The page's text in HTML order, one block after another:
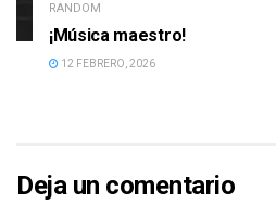
RANDOM
¡Música maestro!
12 FEBRERO, 2026
Deja un comentario